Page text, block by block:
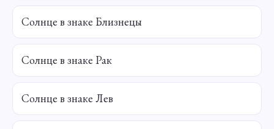
Солнце в знаке Близнецы
Солнце в знаке Рак
Солнце в знаке Лев